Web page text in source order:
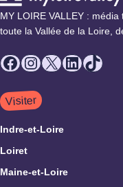
MY LOIRE VALLEY :
toute la Vallée de la Loire,
Facebook
Instagram
X LinkedIn
Visiter
Indre-et-Loire
Loiret
Maine-et-Loire